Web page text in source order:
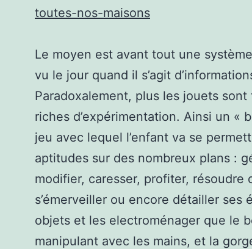
toutes-nos-maisons
Le moyen est avant tout une
vu le jour quand il s’agit
Paradoxalement, plus les jouets
riches d’expérimentation. Ainsi un «
jeu avec lequel l’enfant va se
aptitudes sur des nombreux plans :
modifier, caresser, profiter, résoudre
s’émerveiller ou encore détailler ses
objets et les electroménager que le
manipulant avec les mains, et la